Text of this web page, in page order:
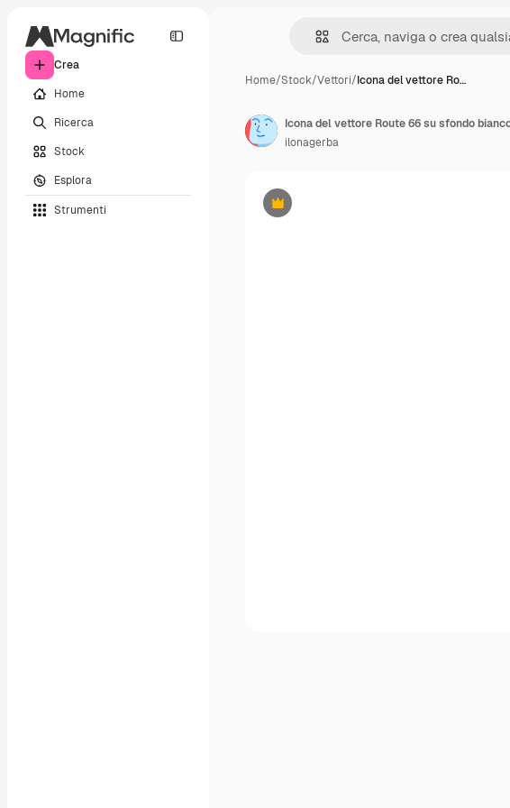
Crea
Home
Ricerca
Stock
Esplora
Strumenti
Home/Stock/Vettori/Icona del vettore Ro…
Premium
ilonagerba